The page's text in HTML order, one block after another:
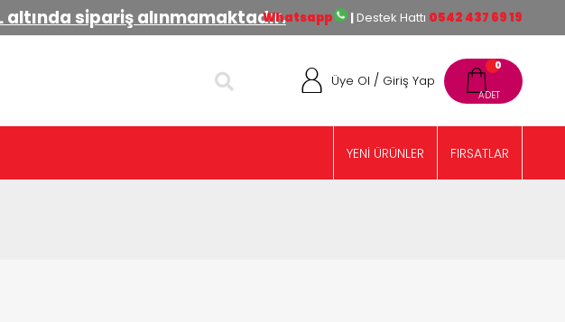
sipariş alınmamaktadır.Whatsapp |Destek Hattı 0542 437 69 19
0
Üye Ol / Giriş Yap
FIRSATLAR
YENİ ÜRÜNLER